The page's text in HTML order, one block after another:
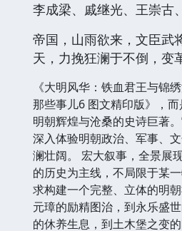
李成梁、戚继光、王崇
帝国，山雨欲来，文臣武
天，力挽狂澜于不倒，变
《大明风华：铁血君王与锦
那些事儿6 图文精印版》，
明朝辉煌与沧桑的史诗巨著
深入体验明朝政治、军事、
澜壮阔。 宏大叙事，全景展
的历史为主线，不局限于某
求构建一个完整、立体的明
元璋的励精图治，到永乐盛
的休养生息，到土木堡之变